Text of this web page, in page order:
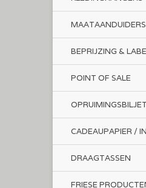
MAATAANDUIDERS
BEPRIJZING &
POINT OF SALE
OPRUIMINGSBILJET
CADEAUPAPIER /
DRAAGTASSEN
FRIESE